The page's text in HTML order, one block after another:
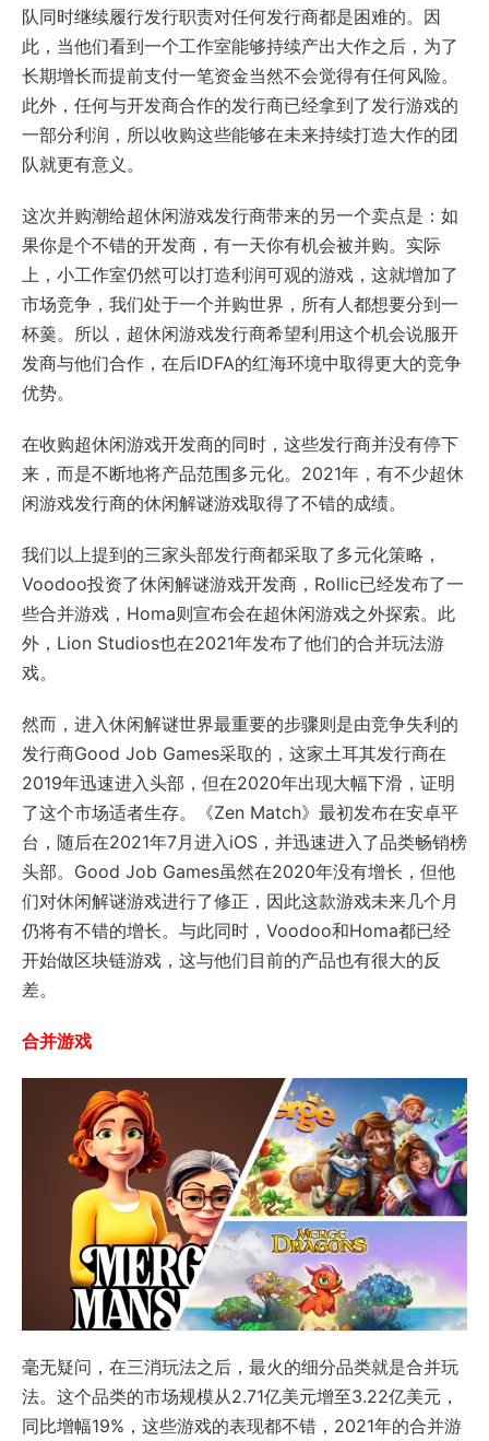
队同时继续履行发行职责对任何发行商都是困难的。因
此，当他们看到一个工作室能够持续产出大作之后，为了
长期增长而提前支付一笔资金当然不会觉得有任何风险。
此外，任何与开发商合作的发行商已经拿到了发行游戏的
一部分利润，所以收购这些能够在未来持续打造大作的团
队就更有意义。
这次并购潮给超休闲游戏发行商带来的另一个卖点是：如
果你是个不错的开发商，有一天你有机会被并购。实际
上，小工作室仍然可以打造利润可观的游戏，这就增加了
市场竞争，我们处于一个并购世界，所有人都想要分到一
杯羹。所以，超休闲游戏发行商希望利用这个机会说服开
发商与他们合作，在后IDFA的红海环境中取得更大的竞争
优势。
在收购超休闲游戏开发商的同时，这些发行商并没有停下
来，而是不断地将产品范围多元化。2021年，有不少超休
闲游戏发行商的休闲解谜游戏取得了不错的成绩。
我们以上提到的三家头部发行商都采取了多元化策略，
Voodoo投资了休闲解谜游戏开发商，Rollic已经发布了一
些合并游戏，Homa则宣布会在超休闲游戏之外探索。此
外，Lion Studios也在2021年发布了他们的合并玩法游
戏。
然而，进入休闲解谜世界最重要的步骤则是由竞争失利的
发行商Good Job Games采取的，这家土耳其发行商在
2019年迅速进入头部，但在2020年出现大幅下滑，证明
了这个市场适者生存。《Zen Match》最初发布在安卓平
台，随后在2021年7月进入iOS，并迅速进入了品类畅销榜
头部。Good Job Games虽然在2020年没有增长，但他
们对休闲解谜游戏进行了修正，因此这款游戏未来几个月
仍将有不错的增长。与此同时，Voodoo和Homa都已经
开始做区块链游戏，这与他们目前的产品也有很大的反
差。
合并游戏
毫无疑问，在三消玩法之后，最火的细分品类就是合并玩
法。这个品类的市场规模从2.71亿美元增至3.22亿美元，
同比增幅19%，这些游戏的表现都不错，2021年的合并游